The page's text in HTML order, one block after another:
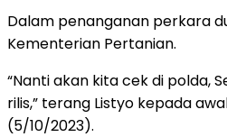
Dalam penanganan perkara
Kementerian Pertanian.
“Nanti akan kita cek di polda,
rilis,” terang Listyo kepada
(5/10/2023).